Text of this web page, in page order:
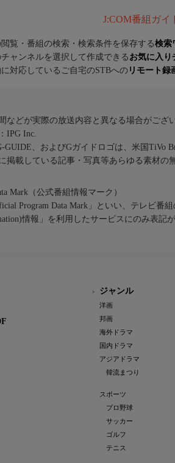
J:COM番組ガイ
覧・番組の検索・検索条件を保存する検索
ャンネルを選択して作成できる お気に入り
対応しているご自宅のSTBへの リモート録
などが実際の放送内容と異なる場合がござ
IPG Inc.
GUIDE、およびGガイドロゴは、米国TiVo
掲載している記事・写真等あらゆる素材の
Mark（公式番組情報マーク）
Program Data Mark」といい、テレビ番
情報」を利用したサービスにのみ表記
ジャンル
洋画
邦画
海外ドラマ
国内ドラマ
アジアドラマ
韓流まつり
スポーツ
プロ野球
サッカー
ゴルフ
テニス